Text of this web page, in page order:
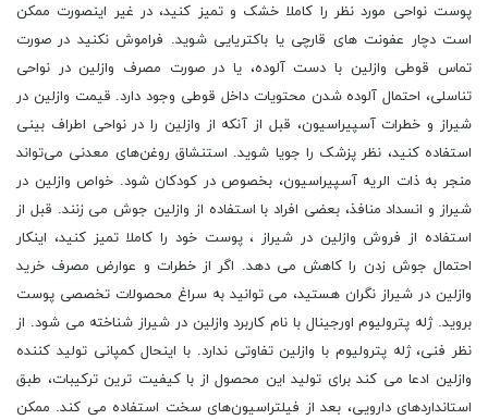
پوست نواحی مورد نظر را کاملا خشک و تمیز کنید، در غیر اینصورت ممکن
است دچار عفونت ‌های قارچی یا باکتریایی شوید. فراموش نکنید در صورت
تماس قوطی وازلین با دست آلوده، یا در صورت مصرف وازلین در نواحی
تناسلی، احتمال آلوده شدن محتویات داخل قوطی وجود دارد. قیمت وازلین در
شیراز و خطرات آسپیراسیون، قبل از آنکه از وازلین را در نواحی اطراف بینی
استفاده کنید، نظر پزشک را جویا شوید. استنشاق روغن‌های معدنی می‌تواند
منجر به ذات الریه آسپیراسیون، بخصوص در کودکان شود. خواص وازلین در
شیراز و انسداد منافذ، بعضی افراد با استفاده از وازلین جوش می‌ زنند. قبل از
استفاده از فروش وازلین در شیراز ، پوست خود را کاملا تمیز کنید، اینکار
احتمال جوش زدن را کاهش می ‌دهد. اگر از خطرات و عوارض مصرف خرید
وازلین در شیراز نگران هستید، می‌ توانید به سراغ محصولات تخصصی پوست
بروید. ژله‌ پترولیوم اورجینال با نام کاربرد وازلین در شیراز شناخته می‌ شود. از
نظر فنی، ژله‌ پترولیوم با وازلین تفاوتی ندارد. با اینحال کمپانی تولید کننده‌
وازلین ادعا می کند برای تولید این محصول از با کیفیت ‌ترین ترکیبات، طبق
استانداردهای دارویی، بعد از فیلتراسیون‌های سخت استفاده می‌ کند. ممکن